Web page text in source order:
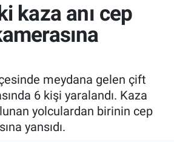
kaza anı cep
meydana gelen çift
6 kişi yaralandı. Kaza
yolculardan birinin cep
yansıdı.